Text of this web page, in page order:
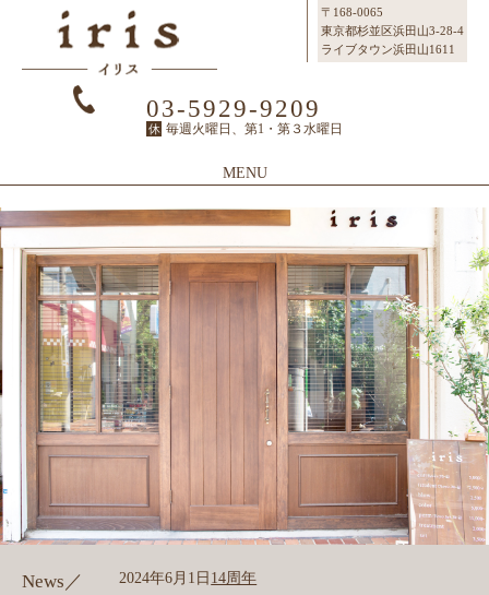
〒168-0065
東京都杉並区浜田山3-28-4
ライブタウン浜田山1611
03-5929-9209
休 毎週火曜日、第1・第３水曜日
MENU
Top
Topページ
Concept
irisのこだわり
SalonInfo
サロンインフォ
スタッフ紹介
Gallery
ギャラリー
Products
News／ 2024年6月1日 14周年